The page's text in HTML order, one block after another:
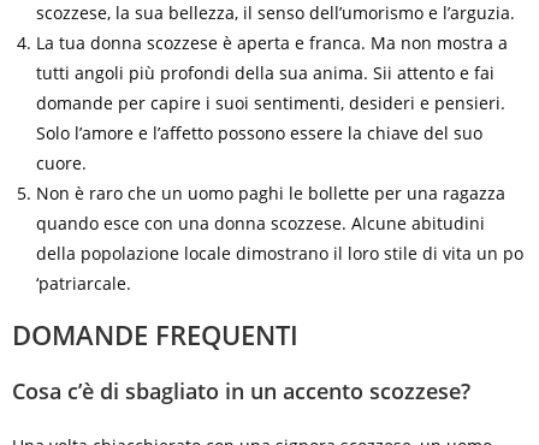
scozzese, la sua bellezza, il senso dell’umorismo e l’arguzia.
La tua donna scozzese è aperta e franca. Ma non mostra a
tutti angoli più profondi della sua anima. Sii attento e fai
domande per capire i suoi sentimenti, desideri e pensieri.
Solo l’amore e l’affetto possono essere la chiave del suo
cuore.
Non è raro che un uomo paghi le bollette per una ragazza
quando esce con una donna scozzese. Alcune abitudini
della popolazione locale dimostrano il loro stile di vita un po
‘patriarcale.
DOMANDE FREQUENTI
Cosa c’è di sbagliato in un accento scozzese?